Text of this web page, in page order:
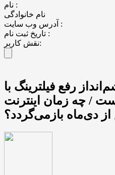
نام :
نام خانوادگی
آدرس وب سایت :
تاریخ ثبت نام :
نقش کاربر:
رفع فیلترینگ با
/ چه زمان اینترنت
دی‌ماه بازمی‌گردد؟